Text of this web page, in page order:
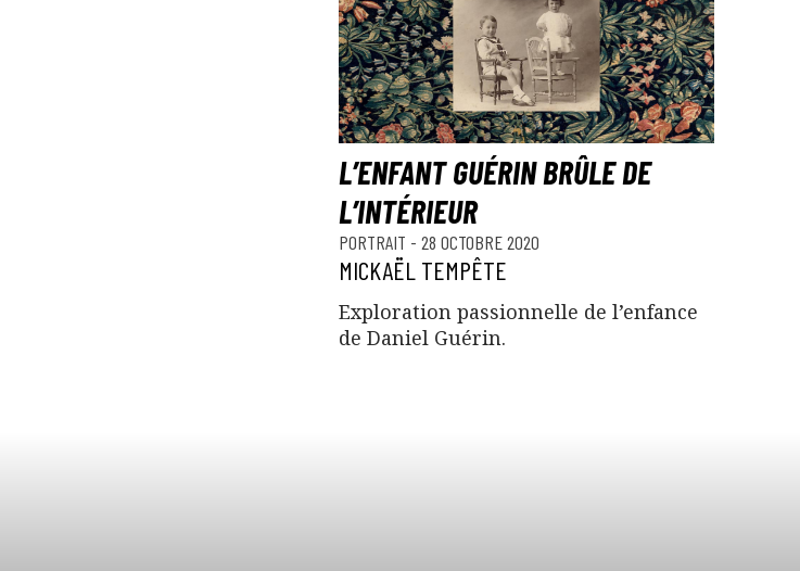
L’ENFANT GUÉRIN BRÛLE DE
L’INTÉRIEUR
PORTRAIT - 28 OCTOBRE 2020
MICKAËL TEMPÊTE
Exploration passionnelle de l’enfance
de Daniel Guérin.